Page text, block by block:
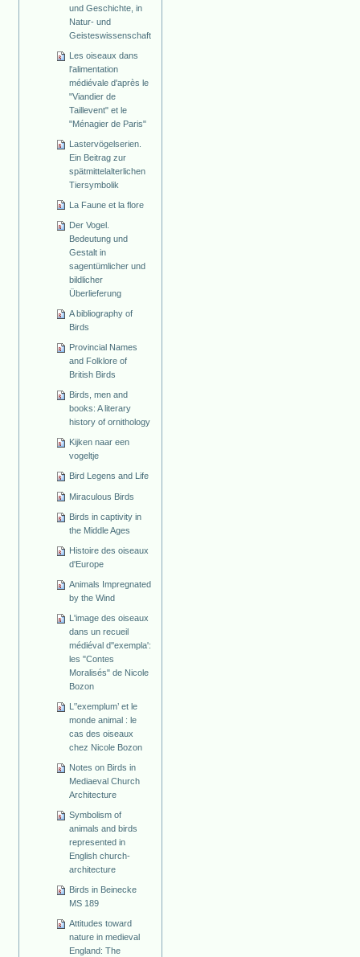
und Geschichte, in
Natur- und
Geisteswissenschaft
Les oiseaux dans
l'alimentation
médiévale d'après le
"Viandier de
Taillevent" et le
"Ménagier de Paris"
Lastervögelserien.
Ein Beitrag zur
spätmittelalterlichen
Tiersymbolik
La Faune et la flore
Der Vogel.
Bedeutung und
Gestalt in
sagentümlicher und
bildlicher
Überlieferung
A bibliography of
Birds
Provincial Names
and Folklore of
British Birds
Birds, men and
books: A literary
history of ornithology
Kijken naar een
vogeltje
Bird Legens and Life
Miraculous Birds
Birds in captivity in
the Middle Ages
Histoire des oiseaux
d'Europe
Animals Impregnated
by the Wind
L'image des oiseaux
dans un recueil
médiéval d''exempla':
les "Contes
Moralisés" de Nicole
Bozon
L'’exemplum’ et le
monde animal : le
cas des oiseaux
chez Nicole Bozon
Notes on Birds in
Mediaeval Church
Architecture
Symbolism of
animals and birds
represented in
English church-
architecture
Birds in Beinecke
MS 189
Attitudes toward
nature in medieval
England: The